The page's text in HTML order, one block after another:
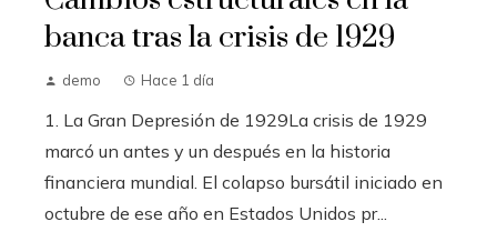
banca tras la crisis de 1929
demo Hace 1 día
1. La Gran Depresión de 1929La crisis de 1929
marcó un antes y un después en la historia
financiera mundial. El colapso bursátil iniciado en
octubre de ese año en Estados Unidos pr...